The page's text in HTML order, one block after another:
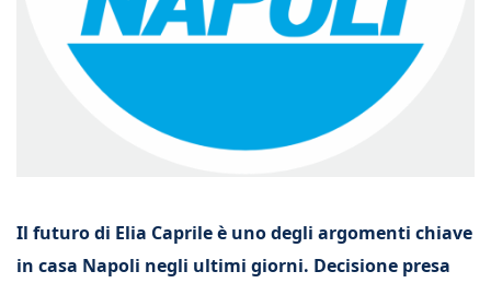
Il futuro di Elia Caprile è uno degli argomenti chiave
in casa Napoli negli ultimi giorni. Decisione presa